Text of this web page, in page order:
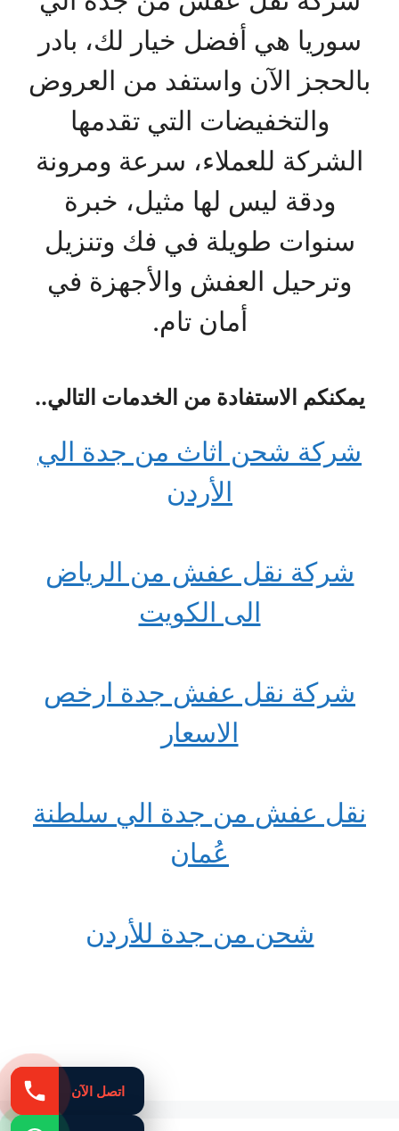
سوريا هي أفضل خيار لك، بادر
بالحجز الآن واستفد من العروض
والتخفيضات التي تقدمها
الشركة للعملاء، سرعة ومرونة
ودقة ليس لها مثيل، خبرة
سنوات طويلة في فك وتنزيل
وترحيل العفش والأجهزة في
أمان تام.
يمكنكم الاستفادة من الخدمات التالي..
شركة شحن اثاث من جدة الي
الأردن
شركة نقل عفش من الرياض
الى الكويت
شركة نقل عفش جدة ارخص
الاسعار
نقل عفش من جدة الي سلطنة
عُمان
شحن من جدة للأردن
اتصل الآن